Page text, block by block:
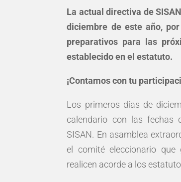
La actual directiva de
diciembre de este año,
preparativos para las
establecido en el estatuto.
¡Contamos con tu
Los primeros días de
calendario con las fechas
SISAN. En asamblea
el comité eleccionario que
realicen acorde a los